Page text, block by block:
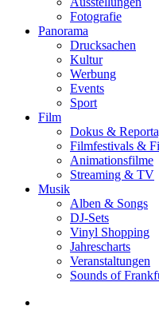
Fotografie
Panorama
Drucksachen
Kultur
Werbung
Events
Sport
Film
Dokus &
Filmfestivals &
Animationsfilme
Streaming & TV
Musik
Alben & Songs
DJ-Sets
Vinyl Shopping
Jahrescharts
Veranstaltungen
Sounds of